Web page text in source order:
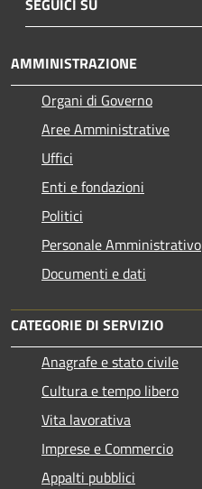
AMMINISTRAZIONE
Organi di Governo
Aree Amministrative
Uffici
Enti e fondazioni
Politici
Personale Amministrativo
Documenti e dati
CATEGORIE DI SERVIZIO
Anagrafe e stato civile
Cultura e tempo libero
Vita lavorativa
Imprese e Commercio
Appalti pubblici